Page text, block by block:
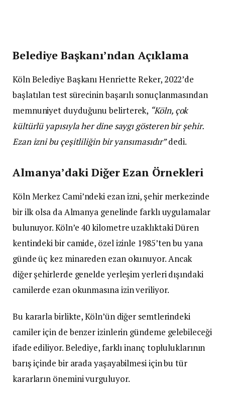
Belediye Başkanı’ndan Açıklama
Köln Belediye Başkanı Henriette Reker, 2022’de
başlatılan test sürecinin başarılı sonuçlanmasından
memnuniyet duyduğunu belirterek, “Köln, çok
kültürlü yapısıyla her dine saygı gösteren bir şehir.
Ezan izni bu çeşitliliğin bir yansımasıdır”dedi.
Almanya’daki Diğer Ezan Örnekleri
Köln Merkez Cami’ndeki ezan izni, şehir merkezinde
bir ilk olsa da Almanya genelinde farklı uygulamalar
bulunuyor. Köln’e 40 kilometre uzaklıktaki Düren
kentindeki bir camide, özel izinle 1985’ten bu yana
günde üç kez minareden ezan okunuyor. Ancak
diğer şehirlerde genelde yerleşim yerleri dışındaki
camilerde ezan okunmasına izin veriliyor.
Bu kararla birlikte, Köln’ün diğer semtlerindeki
camiler için de benzer izinlerin gündeme gelebileceği
ifade ediliyor. Belediye, farklı inanç topluluklarının
barış içinde bir arada yaşayabilmesi için bu tür
kararların önemini vurguluyor.